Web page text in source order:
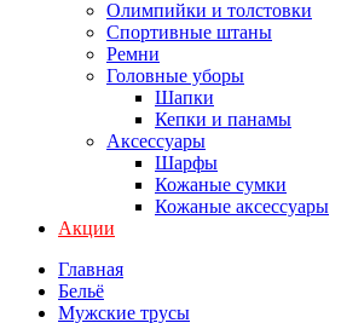
Олимпийки и толстовки
Спортивные штаны
Ремни
Головные уборы
Шапки
Кепки и панамы
Аксессуары
Шарфы
Кожаные сумки
Кожаные аксессуары
Акции
Главная
Бельё
Мужские трусы